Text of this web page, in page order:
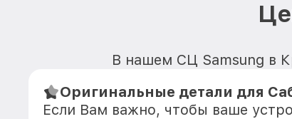
В нашем СЦ Samsung в
Оригинальные детали для
Если Вам важно, чтобы ваше